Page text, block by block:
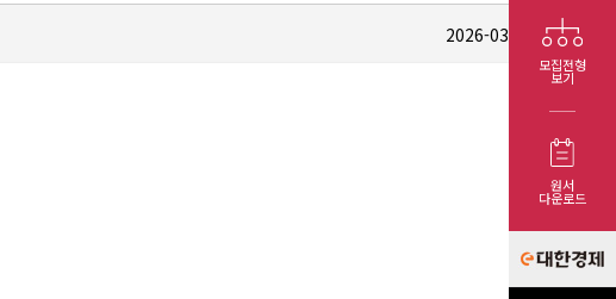
모집전형
보기
원서
다운로드
2026-03-25
2026년3